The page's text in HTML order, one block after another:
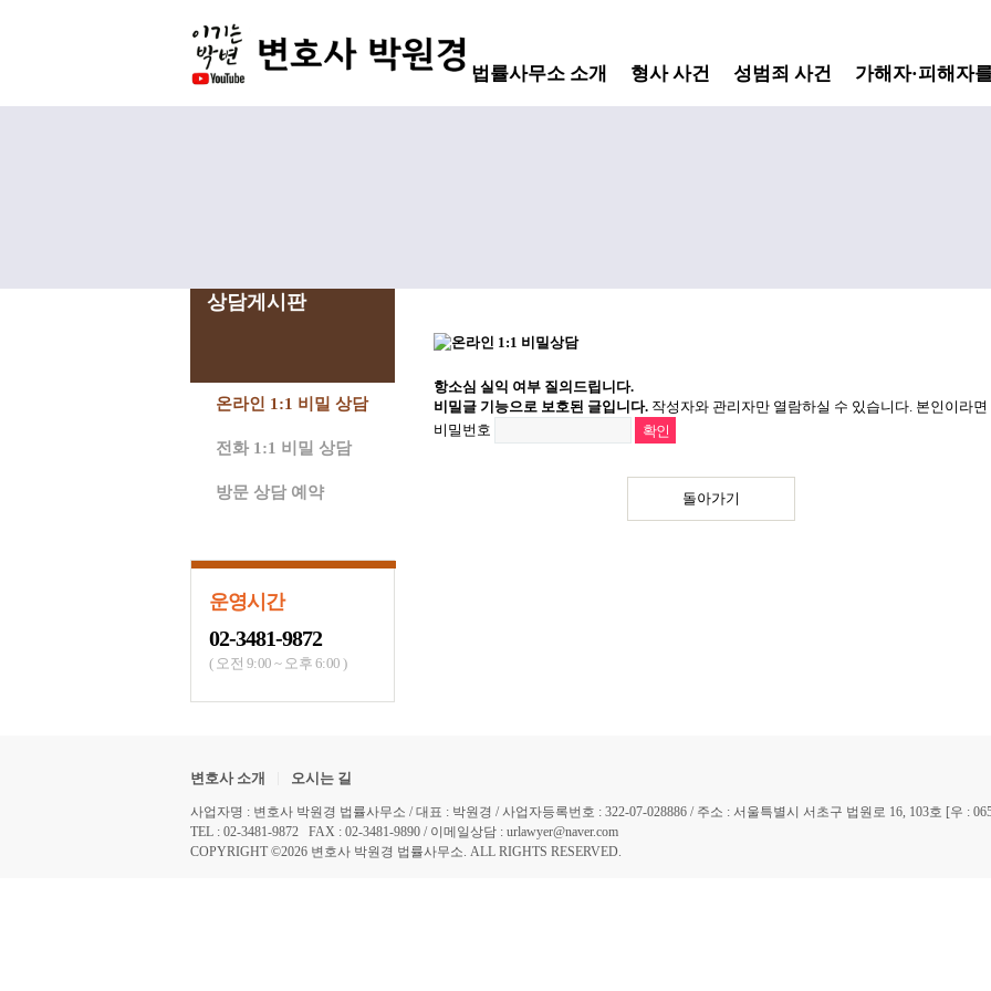
법률사무소 소개 형사 사건 성범죄 사건 가해자·피해자
상담게시판
온라인 1:1 비밀 상담
전화 1:1 비밀 상담
방문 상담 예약
운영시간
02-3481-9872
( 오전 9:00 ~ 오후 6:00 )
항소심 실익 여부 질의드립니다.
비밀글 기능으로 보호된 글입니다. 작성자와 관리자만 열람하실 수 있습니다. 본인이라
비밀번호
돌아가기
변호사 소개 오시는 길
사업자명 : 변호사 박원경 법률사무소 / 대표 : 박원경 / 사업자등록번호 : 322-07-028886 / 주소 : 서울특별시 서초구 법원로 16, 103호 [우 :
TEL : 02-3481-9872 FAX : 02-3481-9890 / 이메일상담 : urlawyer@naver.com
COPYRIGHT ©2026 변호사 박원경 법률사무소. ALL RIGHTS RESERVED.